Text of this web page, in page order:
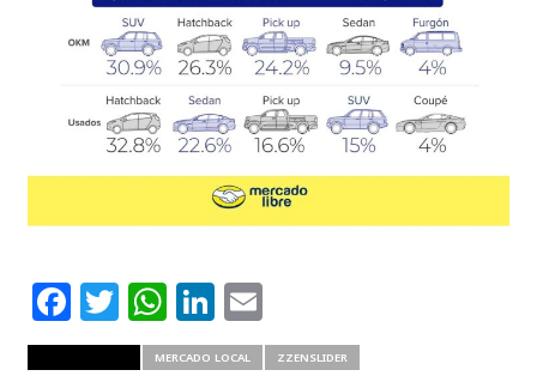
Facebook
Twitter
WhatsApp
LinkedIn
Email
MERCADO LOCAL ZZENSLIDER